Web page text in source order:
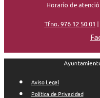
Horario de
Tfno. 976 12 50 01 |
Aviso Legal
Política de Privacidad